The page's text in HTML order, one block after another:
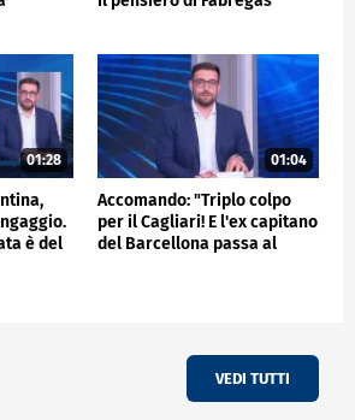
01:28
è del
01:04
Accomando: "Triplo colpo
per il Cagliari! E l'ex capitano
del Barcellona passa al
VEDI TUTTI